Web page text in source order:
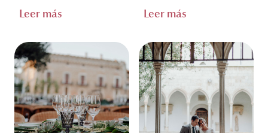
Leer más Leer más